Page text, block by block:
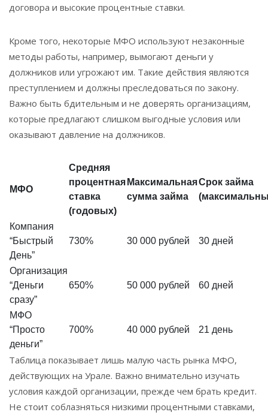
договора и высокие процентные ставки.
Кроме того, некоторые МФО используют незаконные
методы работы, например, вымогают деньги у
должников или угрожают им. Такие действия являются
преступлением и должны преследоваться по закону.
Важно быть бдительным и не доверять организациям,
которые предлагают слишком выгодные условия или
оказывают давление на должников.
МФО
Средняя
процентная
ставка
(годовых)
Максимальная
сумма займа
Срок займа
Компания
“Быстрый
День”
730% 30 000 рублей 30 дней
Организация
“Деньги
сразу”
650% 50 000 рублей 60 дней
МФО
“Просто
деньги”
700% 40 000 рублей 21 день
Таблица показывает лишь малую часть рынка МФО,
действующих на Урале. Важно внимательно изучать
условия каждой организации, прежде чем брать кредит.
Не стоит соблазняться низкими процентными ставками,